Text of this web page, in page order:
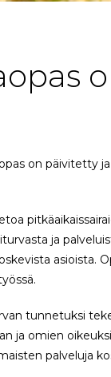
on päivitetty
ja
asioista.
tunnetuksi
ja omien
palveluja